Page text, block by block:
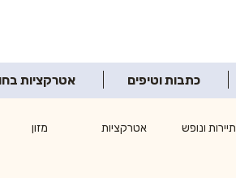
כתבות וטיפים אטרקציות
תיירות ונופש אטרקציות
מזון